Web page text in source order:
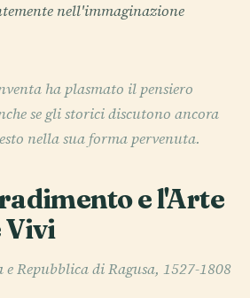
nell'immaginazione
ha plasmato il pensiero
se gli storici discutono ancora
nella sua forma pervenuta.
e l'Arte
Vivi
Repubblica di Ragusa, 1527-1808